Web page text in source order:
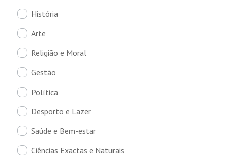
História
Arte
Religião e Moral
Gestão
Política
Desporto e Lazer
Saúde e Bem-estar
Ciências Exactas e Naturais